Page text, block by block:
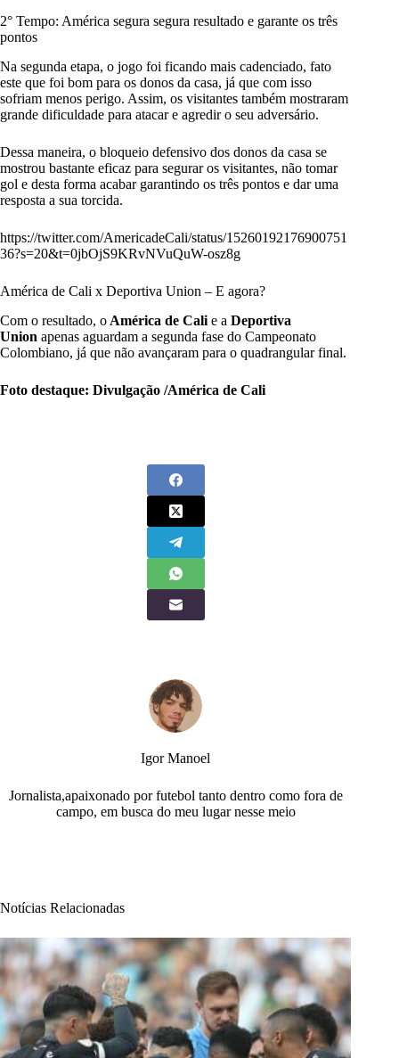
2° Tempo: América segura segura resultado e garante os três
pontos
Na segunda etapa, o jogo foi ficando mais cadenciado, fato
este que foi bom para os donos da casa, já que com isso
sofriam menos perigo. Assim, os visitantes também mostraram
grande dificuldade para atacar e agredir o seu adversário.
Dessa maneira, o bloqueio defensivo dos donos da casa se
mostrou bastante eficaz para segurar os visitantes, não tomar
gol e desta forma acabar garantindo os três pontos e dar uma
resposta a sua torcida.
https://twitter.com/AmericadeCali/status/15260192176900751
36?s=20&t=0jbOjS9KRvNVuQuW-osz8g
América de Cali x Deportiva Union – E agora?
Com o resultado, o América de Cali e a Deportiva
Union apenas aguardam a segunda fase do Campeonato
Colombiano, já que não avançaram para o quadrangular final.
Foto destaque: Divulgação /América de Cali
Igor Manoel
Jornalista,apaixonado por futebol tanto dentro como fora de
campo, em busca do meu lugar nesse meio
Notícias Relacionadas